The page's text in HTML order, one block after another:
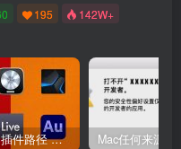
195 142W+
宿主添加插件路径 插件路径设置 VSTPlugins路径